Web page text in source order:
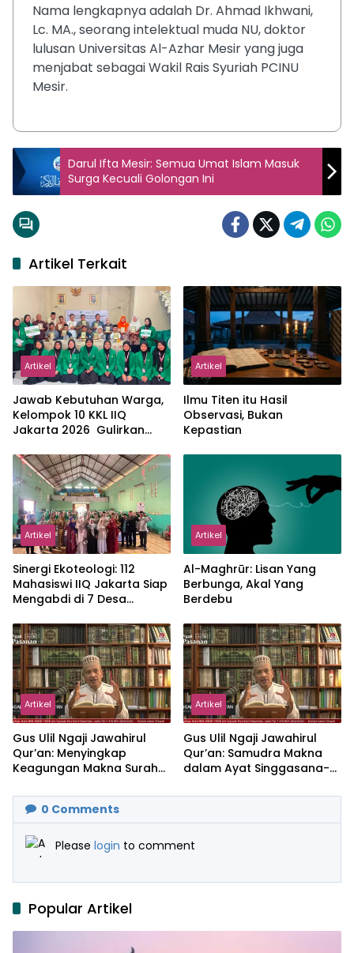
Nama lengkapnya adalah Dr. Ahmad Ikhwani,
Lc. MA., seorang intelektual muda NU, doktor
lulusan Universitas Al-Azhar Mesir yang juga
menjabat sebagai Wakil Rais Syuriah PCINU
Mesir.
Darul Ifta Mesir: Semua Umat Islam Masuk
Surga Kecuali Golongan Ini
Artikel Terkait
Artikel
Jawab Kebutuhan Warga,
Kelompok 10 KKL IIQ
Jakarta 2026 Gulirkan
Sukamanah
Artikel
Ilmu Titen itu Hasil
Observasi, Bukan
Kepastian
Artikel
‎Sinergi Ekoteologi: 112
Mahasiswi IIQ Jakarta Siap
Mengabdi di 7 Desa
Artikel
Al-Maghrūr: Lisan Yang
Berbunga, Akal Yang
Berdebu
Artikel
Gus Ulil Ngaji Jawahirul
Qur’an: Menyingkap
Keagungan Makna Surah
Artikel
Gus Ulil Ngaji Jawahirul
Qur’an: Samudra Makna
dalam Ayat Singgasana-
0 Comments
Please login to comment
Popular Artikel